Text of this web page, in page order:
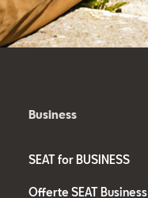
Business
SEAT for BUSINESS
Offerte SEAT Business